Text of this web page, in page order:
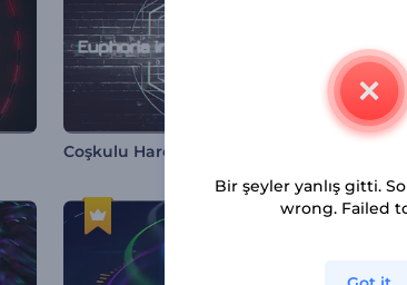
Coşkulu Hareketli Görselleştirici
Bir şeyler yanlış gitti.
wrong. Failed